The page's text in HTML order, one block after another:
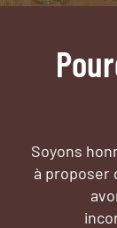
Soyons
à proposer